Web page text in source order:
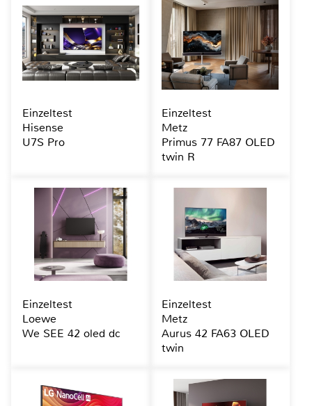
Einzeltest
Hisense
U7S Pro
Einzeltest
Metz
Primus 77 FA87 OLED
twin R
Einzeltest
Loewe
We SEE 42 oled dc
Einzeltest
Metz
Aurus 42 FA63 OLED
twin